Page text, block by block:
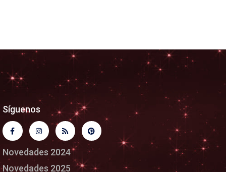
Síguenos
Novedades 2024
Novedades 2025